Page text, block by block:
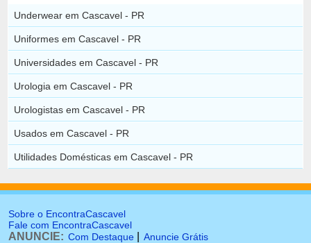
Underwear em Cascavel - PR
Uniformes em Cascavel - PR
Universidades em Cascavel - PR
Urologia em Cascavel - PR
Urologistas em Cascavel - PR
Usados em Cascavel - PR
Utilidades Domésticas em Cascavel - PR
Sobre o EncontraCascavel
Fale com EncontraCascavel
ANUNCIE: Com Destaque Anuncie Grátis